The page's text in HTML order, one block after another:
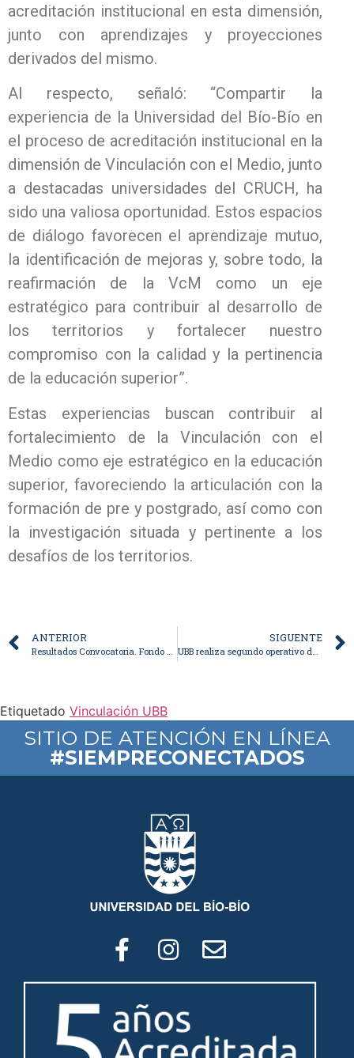
acreditación institucional en esta dimensión,
junto con aprendizajes y proyecciones
derivados del mismo.
Al respecto, señaló: “Compartir la
experiencia de la Universidad del Bío-Bío en
el proceso de acreditación institucional en la
dimensión de Vinculación con el Medio, junto
a destacadas universidades del CRUCH, ha
sido una valiosa oportunidad. Estos espacios
de diálogo favorecen el aprendizaje mutuo,
la identificación de mejoras y, sobre todo, la
reafirmación de la VcM como un eje
estratégico para contribuir al desarrollo de
los territorios y fortalecer nuestro
compromiso con la calidad y la pertinencia
de la educación superior”.
Estas experiencias buscan contribuir al
fortalecimiento de la Vinculación con el
Medio como eje estratégico en la educación
superior, favoreciendo la articulación con la
formación de pre y postgrado, así como con
la investigación situada y pertinente a los
desafíos de los territorios.
ANTERIOR
Resultados Convocatoria. Fondo Concursable de Vinculación con el Medio UBB 2025
SIGUENTE
UBB realiza segundo operativo de reciclaje electrónico en Chillán
Etiquetado Vinculación UBB
SITIO DE ATENCIÓN EN LÍNEA
#SIEMPRECONECTADOS